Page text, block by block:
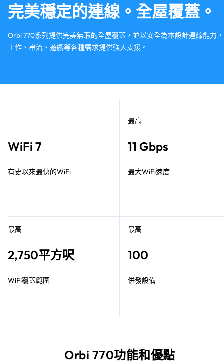
完美穩定的連線。全屋覆蓋。
Orbi 770系列提供完美無瑕的全屋覆蓋，並以安全為本設計連線能力
工作、串流、遊戲等各種需求提供強大支援。​
WiFi 7
有史以來最快的WiFi
最高
11 Gbps
最大WiFi速度
最高
2,750平方呎
WiFi覆蓋範圍
最高
100
併發設備
Orbi 770功能和優點